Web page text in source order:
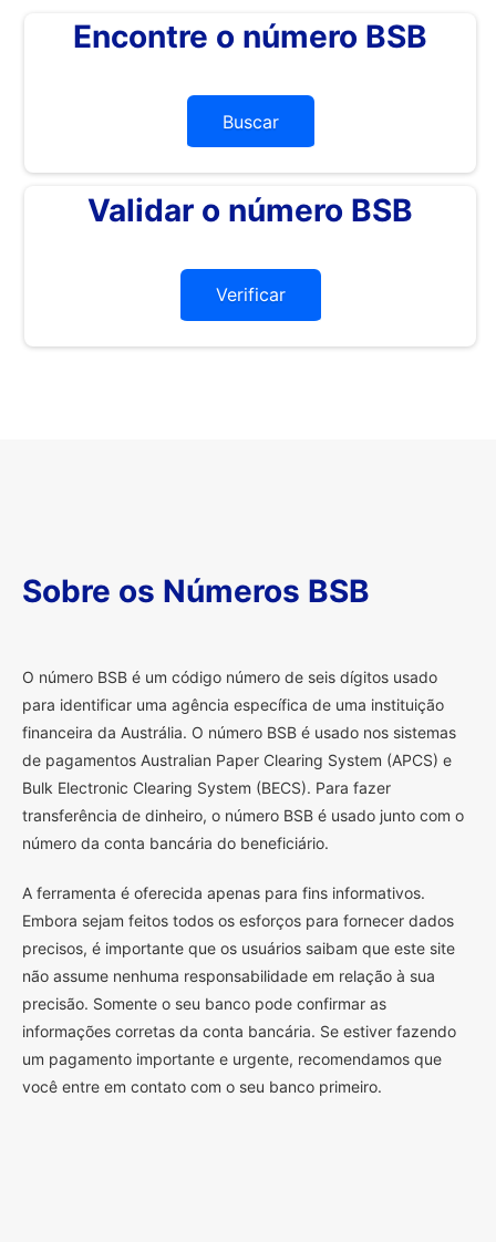
Encontre o número BSB
Buscar
Validar o número BSB
Verificar
Sobre os Números BSB
O número BSB é um código número de seis dígitos usado
para identificar uma agência específica de uma instituição
financeira da Austrália. O número BSB é usado nos sistemas
de pagamentos Australian Paper Clearing System (APCS) e
Bulk Electronic Clearing System (BECS). Para fazer
transferência de dinheiro, o número BSB é usado junto com o
número da conta bancária do beneficiário.
A ferramenta é oferecida apenas para fins informativos.
Embora sejam feitos todos os esforços para fornecer dados
precisos, é importante que os usuários saibam que este site
não assume nenhuma responsabilidade em relação à sua
precisão. Somente o seu banco pode confirmar as
informações corretas da conta bancária. Se estiver fazendo
um pagamento importante e urgente, recomendamos que
você entre em contato com o seu banco primeiro.